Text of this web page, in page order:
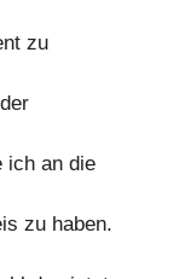
zu
ich an die
zu haben.